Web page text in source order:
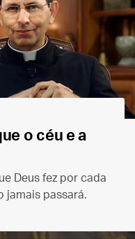
o céu e a
Deus fez por cada
jamais passará.